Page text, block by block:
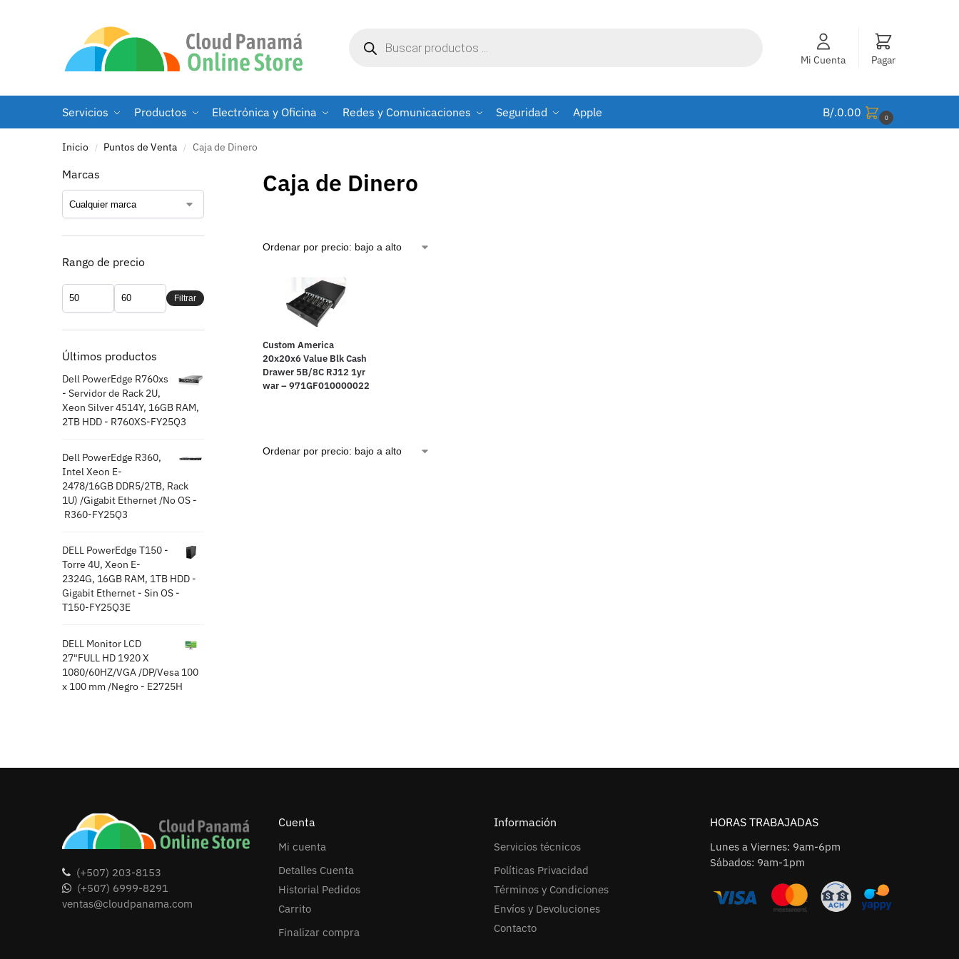
Mi Cuenta Pagar
Servicios Productos Electrónica y Oficina Redes y Comunicaciones Seguridad Apple B/.0.00 0
Inicio / Puntos de Venta / Caja de Dinero
Caja de Dinero
Custom America
20x20x6 Value Blk Cash
Drawer 5B/8C RJ12 1yr
war – 971GF010000022
Marcas
Rango de precio
Filtrar
Últimos productos
Dell PowerEdge R760xs
- Servidor de Rack 2U,
Xeon Silver 4514Y, 16GB RAM,
2TB HDD - R760XS-FY25Q3
Dell PowerEdge R360,
Intel Xeon E-
2478/16GB DDR5/2TB, Rack
1U) /Gigabit Ethernet /No OS -
R360-FY25Q3
DELL PowerEdge T150 -
Torre 4U, Xeon E-
2324G, 16GB RAM, 1TB HDD -
Gigabit Ethernet - Sin OS -
T150-FY25Q3E
DELL Monitor LCD
27"FULL HD 1920 X
1080/60HZ/VGA /DP/Vesa 100
x 100 mm /Negro - E2725H
(+507) 203-8153
(+507) 6999-8291
ventas@cloudpanama.com
Cuenta
Mi cuenta
Detalles Cuenta
Historial Pedidos
Carrito
Finalizar compra
Información
Servicios técnicos
Políticas Privacidad
Términos y Condiciones
Envíos y Devoluciones
Contacto
HORAS TRABAJADAS
Lunes a Viernes: 9am-6pm
Sábados: 9am-1pm